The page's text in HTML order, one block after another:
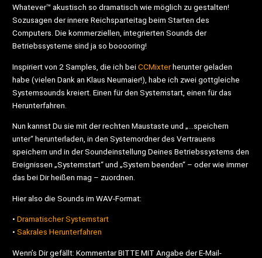
Whatever™ akustisch so dramatisch wie möglich zu gestalten!
Sozusagen der innere Reichsparteitag beim Starten des
Computers. Die kommerziellen, integrierten Sounds der
Betriebssysteme sind ja so booooring!
Inspiriert von 2 Samples, die ich beiCCMixterherunter geladen
habe (vielen Dank an Klaus Neumaier!), habe ich zwei gottgleiche
Systemsounds kreiert. Einen für den Systemstart, einen für das
Herunterfahren.
Nun kannst Du sie mit der rechten Maustaste und „…speichern
unter“ herunterladen, in den Systemordner des Vertrauens
speichern und in der Soundeinstellung Deines Betriebssystems den
Ereignissen „Systemstart“ und „System beenden“ – oder wie immer
das bei Dir heißen mag – zuordnen.
Hier also die Sounds im WAV-Format:
•Dramatischer Systemstart
•Sakrales Herunterfahren
Wenn’s Dir gefällt: Kommentar BITTE MIT Angabe der E-Mail-